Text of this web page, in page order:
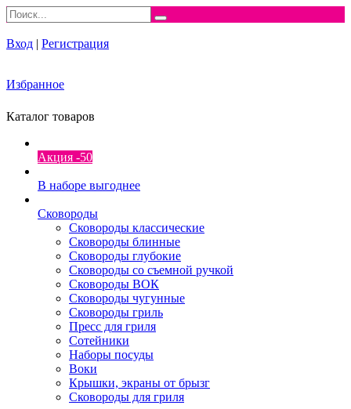
Вход | Регистрация
Избранное
Каталог товаров
Акция -50
В наборе выгоднее
Сковороды
Сковороды классические
Сковороды блинные
Сковороды глубокие
Сковороды со съемной ручкой
Сковороды ВОК
Сковороды чугунные
Сковороды гриль
Пресс для гриля
Сотейники
Наборы посуды
Воки
Крышки, экраны от брызг
Сковороды для гриля